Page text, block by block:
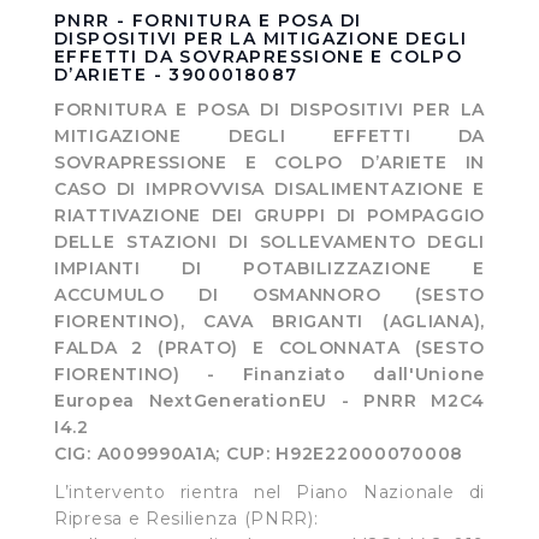
fruibile il sito web abilitandone funzionalità di base quali
la navigazione sulle pagine e l'accesso alle aree
protette. In linea con le preferenze manifestate
cookie possono essere inoltre utilizzati per analizzare il
traffico sul nostro sito web, per personalizzare
contenuti ed annunci e per fornire funzionalità dei social
media, condividendo informazioni sul modo in cui
l’Utente utilizza il nostro sito con i nostri partner. Tali
soggetti, che si occupano di analisi dei dati web,
pubblicità e social media, potrebbero combinare le
informazioni ricevute con altre informazioni che l’Utente
ha fornito loro o che hanno raccolto dal suo utilizzo dei
loro servizi.
Cliccando su "Accetta tutti", l'Utente accetta di
sopra indicate.
PNRR - FORNITURA E POSA DI
DISPOSITIVI PER LA MITIGAZIONE DEGLI
EFFETTI DA SOVRAPRESSIONE E COLPO
D’ARIETE - 3900018087
FORNITURA E POSA DI DISPOSITIVI PER LA
MITIGAZIONE DEGLI EFFETTI DA
SOVRAPRESSIONE E COLPO D’ARIETE IN
CASO DI IMPROVVISA DISALIMENTAZIONE E
RIATTIVAZIONE DEI GRUPPI DI POMPAGGIO
DELLE STAZIONI DI SOLLEVAMENTO DEGLI
IMPIANTI DI POTABILIZZAZIONE E
ACCUMULO DI OSMANNORO (SESTO
FIORENTINO), CAVA BRIGANTI (AGLIANA),
FALDA 2 (PRATO) E COLONNATA (SESTO
FIORENTINO) - Finanziato dall'Unione
Europea NextGenerationEU - PNRR M2C4
I4.2
CIG: A009990A1A; CUP: H92E22000070008
L’intervento rientra nel Piano Nazionale di
Ripresa e Resilienza (PNRR):